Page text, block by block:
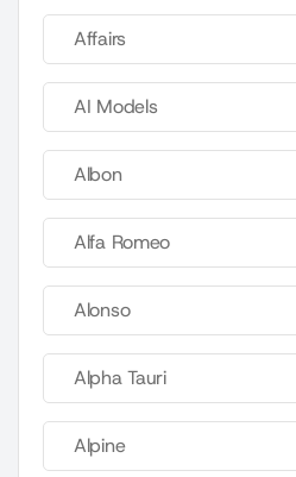
Affairs
AI Models
Albon
Alfa Romeo
Alonso
Alpha Tauri
Alpine